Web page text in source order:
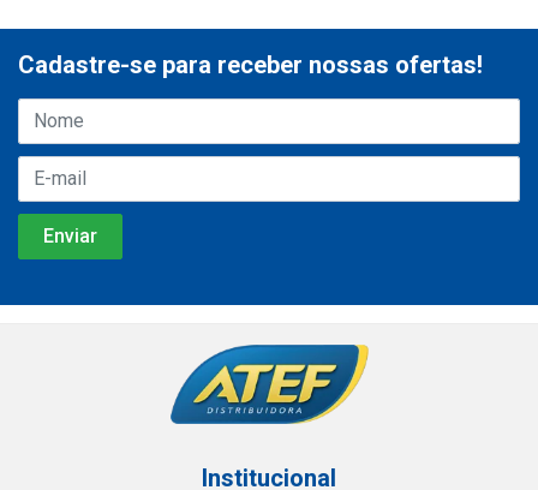
Cadastre-se para receber nossas ofertas!
Institucional